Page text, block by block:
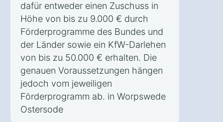
dafür entweder einen Zuschuss in
Höhe von bis zu 9.000 € durch
Förderprogramme des Bundes und
der Länder sowie ein KfW-Darlehen
von bis zu 50.000 € erhalten. Die
genauen Voraussetzungen hängen
jedoch vom jeweiligen
Förderprogramm ab. in Worpswede
Ostersode